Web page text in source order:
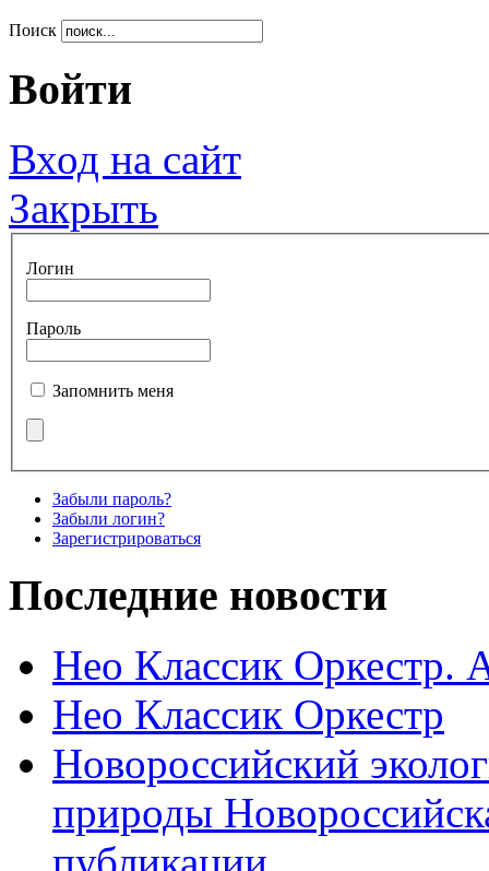
Поиск
Войти
Вход на сайт
Закрыть
Логин
Пароль
Запомнить меня
Забыли пароль?
Забыли логин?
Зарегистрироваться
Последние новости
Нео Классик Оркестр.
Нео Классик Оркестр
Новороссийский
природы